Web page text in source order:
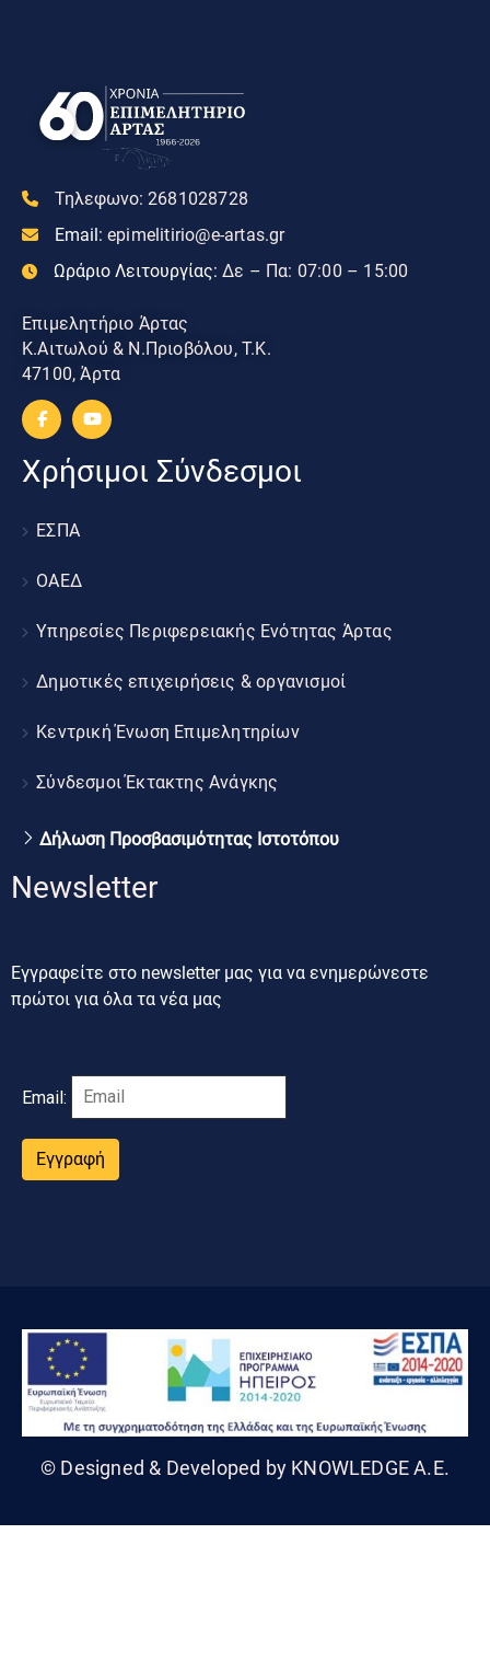
Τηλεφωνο: 2681028728
Email: epimelitirio@e-artas.gr
Ωράριο Λειτουργίας: Δε – Πα: 07:00 – 15:00
Επιμελητήριο Άρτας
Κ.Αιτωλού & Ν.Πριοβόλου, Τ.Κ.
47100, Άρτα
Χρήσιμοι Σύνδεσμοι
ΕΣΠΑ
ΟΑΕΔ
Υπηρεσίες Περιφερειακής Ενότητας Άρτας
Δημοτικές επιχειρήσεις & οργανισμοί
Κεντρική Ένωση Επιμελητηρίων
Σύνδεσμοι Έκτακτης Ανάγκης
Δήλωση Προσβασιμότητας Ιστοτόπου
Newsletter
Εγγραφείτε στο newsletter μας για να ενημερώνεστε
πρώτοι για όλα τα νέα μας
Email:
Εγγραφή
© Designed & Developed by KNOWLEDGE A.E.